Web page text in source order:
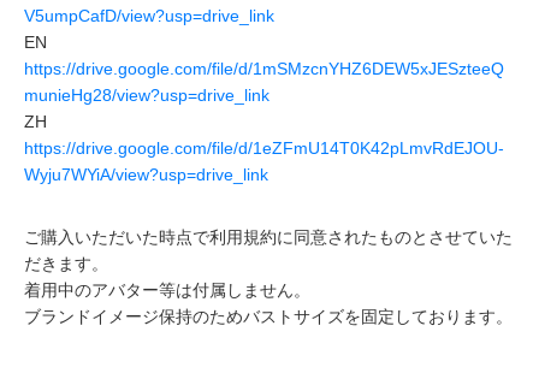
V5umpCafD/view?usp=drive_link
EN
https://drive.google.com/file/d/1mSMzcnYHZ6DEW5xJESzteeQ
munieHg28/view?usp=drive_link
ZH
https://drive.google.com/file/d/1eZFmU14T0K42pLmvRdEJOU-
Wyju7WYiA/view?usp=drive_link
ご購入いただいた時点で利用規約に同意されたものとさせていた
だきます。
着用中のアバター等は付属しません。
ブランドイメージ保持のためバストサイズを固定しております。